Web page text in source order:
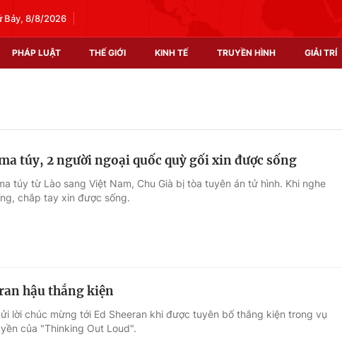
Bảy, 8/8/2026
PHÁP LUẬT THẾ GIỚI KINH TẾ TRUYỀN HÌNH GIẢI TRÍ
Thị trường
túy, 2 người ngoại quốc quỳ gối xin được sống
túy từ Lào sang Việt Nam, Chu Già bị tòa tuyên án tử hình. Khi nghe
chắp tay xin được sống.
hậu thắng kiện
lời chúc mừng tới Ed Sheeran khi được tuyên bố thắng kiện trong vụ
của "Thinking Out Loud".